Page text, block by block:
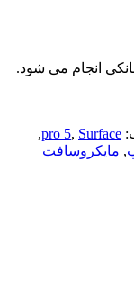
انجام می شود.
pro 5, Surface
,
, مایکروسافت